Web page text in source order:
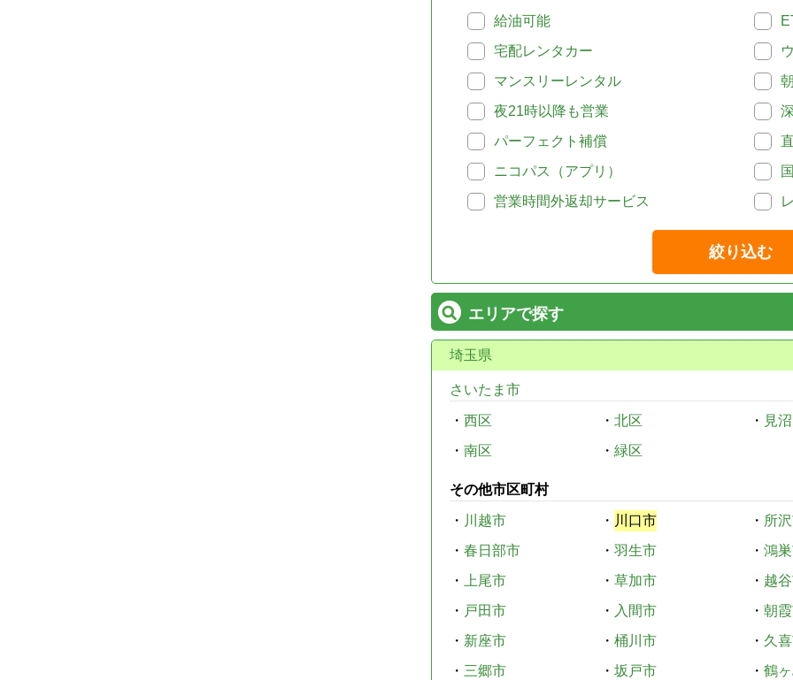
給油可能
宅配レンタカー
マンスリーレンタル
夜21時以降も営業
パーフェクト補償
ニコパス（アプリ）
営業時間外返却サービス
絞り込む
エリアで探す
埼玉県
さいたま市
・ 西区 ・ 北区 ・ 見
・ 南区 ・ 緑区
その他市区町村
・ 川越市 ・ 川口市 ・ 所
・ 春日部市 ・ 羽生市 ・ 鴻
・
上尾市 ・ 草加市 ・ 越
・ 戸田市 ・ 入間市 ・ 朝
・ 新座市 ・ 桶川市 ・ 久
・ 三郷市 ・ 坂戸市 ・ 鶴